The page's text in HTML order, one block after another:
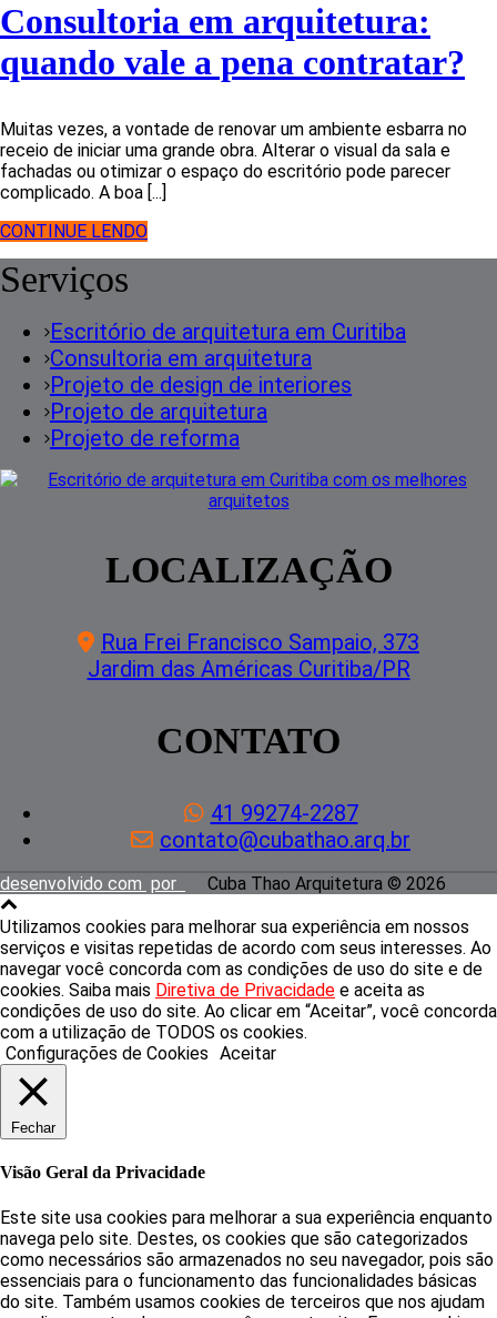
Consultoria em arquitetura:
quando vale a pena contratar?
Muitas vezes, a vontade de renovar um ambiente esbarra no
receio de iniciar uma grande obra. Alterar o visual da sala e
fachadas ou otimizar o espaço do escritório pode parecer
complicado. A boa [...]
CONTINUE LENDO
Serviços
Escritório de arquitetura em Curitiba
Consultoria em arquitetura
Projeto de design de interiores
Projeto de arquitetura
Projeto de reforma
LOCALIZAÇÃO
Rua Frei Francisco Sampaio, 373
Jardim das Américas Curitiba/PR
CONTATO
41 99274-2287
contato@cubathao.arq.br
desenvolvido com por Cuba Thao Arquitetura © 2026
Utilizamos cookies para melhorar sua experiência em nossos
serviços e visitas repetidas de acordo com seus interesses. Ao
navegar você concorda com as condições de uso do site e de
cookies. Saiba mais Diretiva de Privacidade e aceita as
condições de uso do site. Ao clicar em “Aceitar”, você concorda
com a utilização de TODOS os cookies.
Configurações de Cookies Aceitar
Fechar
Visão Geral da Privacidade
Este site usa cookies para melhorar a sua experiência enquanto
navega pelo site. Destes, os cookies que são categorizados
como necessários são armazenados no seu navegador, pois são
essenciais para o funcionamento das funcionalidades básicas
do site. Também usamos cookies de terceiros que nos ajudam